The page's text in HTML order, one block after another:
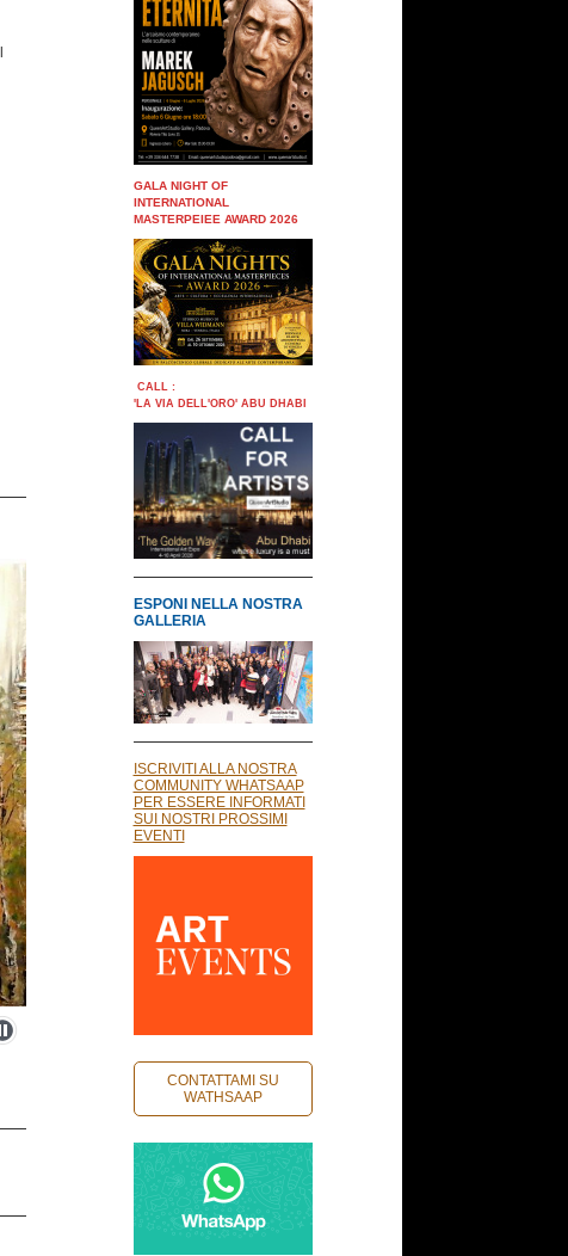
GALA NIGHT OF
INTERNATIONAL
MASTERPEIEE AWARD 2026
CALL :
'LA VIA DELL'ORO' ABU DHABI
ESPONI NELLA NOSTRA
GALLERIA
ISCRIVITI ALLA NOSTRA
COMMUNITY WHATSAAP
PER ESSERE INFORMATI
SUI NOSTRI PROSSIMI
EVENTI
CONTATTAMI SU
WATHSAAP